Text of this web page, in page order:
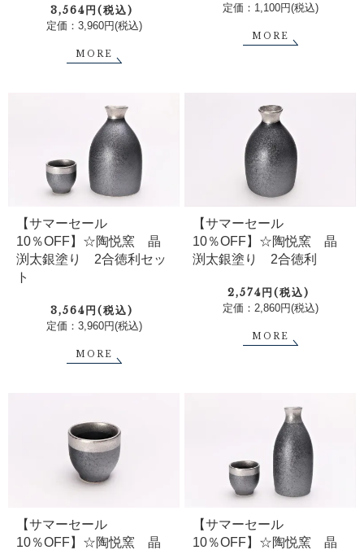
3,564円(税込)
定価：3,960円(税込)
MORE
定価：1,100円(税込)
MORE
【サマーセール
10％OFF】☆陶悦窯 晶
渕太銀塗り 2合徳利セッ
ト
3,564円(税込)
定価：3,960円(税込)
MORE
【サマーセール
10％OFF】☆陶悦窯 晶
渕太銀塗り 2合徳利
2,574円(税込)
定価：2,860円(税込)
MORE
【サマーセール
10％OFF】☆陶悦窯 晶
【サマーセール
10％OFF】☆陶悦窯 晶